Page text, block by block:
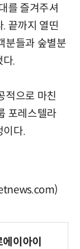
를 즐겨주셔
끝까지 열띤
분들과 숲별분
다.
적으로 마친
포레스텔라
이다.
이아이